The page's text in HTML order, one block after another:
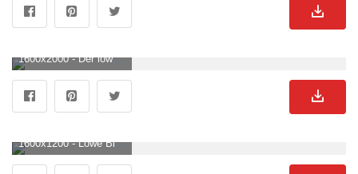
1600x2000 - Der löwe im wasser hintergrundbilder. Löwen Bild.
1600x1200 - Löwe Blick zurück, große Katze 2880x1800 HD Hintergrundbilder, HD, Bild. Löwen Hintergrundbild für Computer.